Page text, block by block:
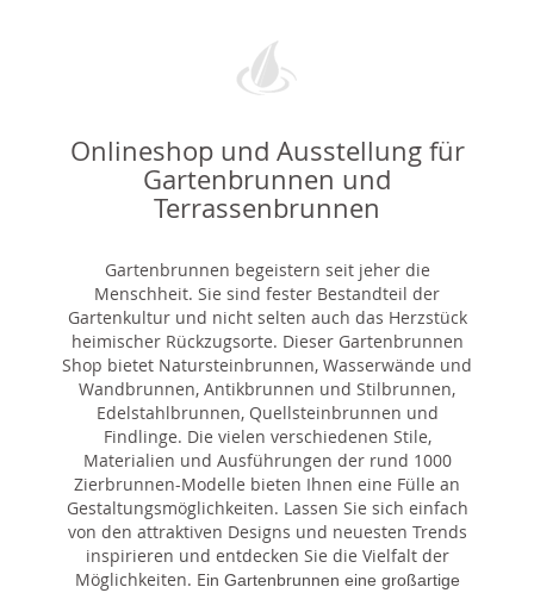
Onlineshop und Ausstellung für
Gartenbrunnen und
Terrassenbrunnen
Gartenbrunnen begeistern seit jeher die
Menschheit. Sie sind fester Bestandteil der
Gartenkultur und nicht selten auch das Herzstück
heimischer Rückzugsorte. Dieser Gartenbrunnen
Shop bietet Natursteinbrunnen, Wasserwände und
Wandbrunnen, Antikbrunnen und Stilbrunnen,
Edelstahlbrunnen, Quellsteinbrunnen und
Findlinge. Die vielen verschiedenen Stile,
Materialien und Ausführungen der rund 1000
Zierbrunnen-Modelle bieten Ihnen eine Fülle an
Gestaltungsmöglichkeiten. Lassen Sie sich einfach
von den attraktiven Designs und neuesten Trends
inspirieren und entdecken Sie die Vielfalt der
Möglichkeiten. Ein Gartenbrunnen eine großartige